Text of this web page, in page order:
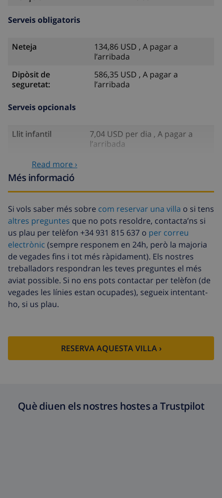
Serveis obligatoris
Neteja
134,86 USD , A pagar a
l’arribada
Dipòsit de
seguretat:
586,35 USD , A pagar a
l’arribada
Serveis opcionals
Llit infantil
7,04 USD per dia , A pagar a
l’arribada
Animals de
companyia
Arribada amb
35,18 USD , A pagar a l’arribada
Fons de
cancel·lació :
4.80% De la quantitat total
Read more ›
Més informació
Si vols saber més sobre com reservar una villa o si tens
altres preguntes que no pots resoldre, contacta’ns si
us plau per telèfon +34 931 815 637 o per correu
electrònic (sempre responem en 24h, però la majoria
de vegades fins i tot més ràpidament). Els nostres
treballadors respondran les teves preguntes el més
aviat possible. Si no ens pots contactar per telèfon (de
vegades les línies estan ocupades), segueix intentant-
ho, si us plau.
RESERVA AQUESTA VILLA ›
Què diuen els nostres hostes a Trustpilot